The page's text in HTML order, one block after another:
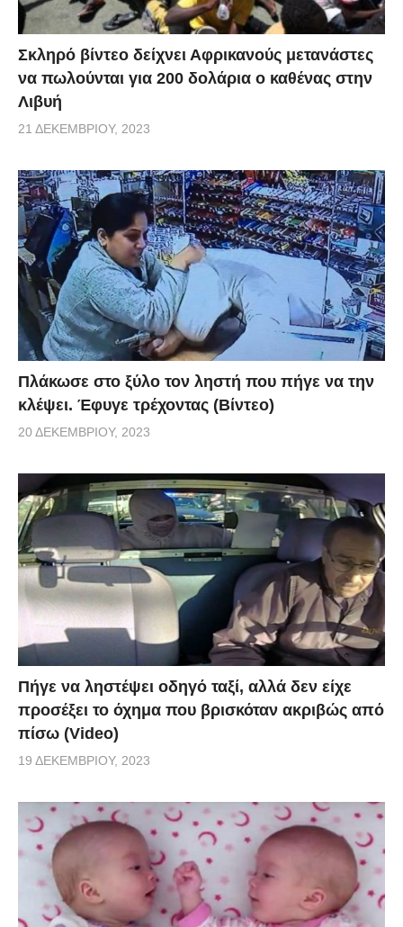
Σκληρό βίντεο δείχνει Αφρικανούς μετανάστες
να πωλούνται για 200 δολάρια ο καθένας στην
Λιβυή
21 ΔΕΚΕΜΒΡΊΟΥ, 2023
Πλάκωσε στο ξύλο τον ληστή που πήγε να την
κλέψει. Έφυγε τρέχοντας (Βίντεο)
20 ΔΕΚΕΜΒΡΊΟΥ, 2023
Πήγε να ληστέψει οδηγό ταξί, αλλά δεν είχε
προσέξει το όχημα που βρισκόταν ακριβώς από
πίσω (Video)
19 ΔΕΚΕΜΒΡΊΟΥ, 2023